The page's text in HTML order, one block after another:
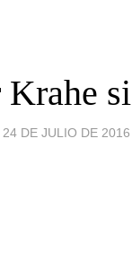
24 DE JULIO DE